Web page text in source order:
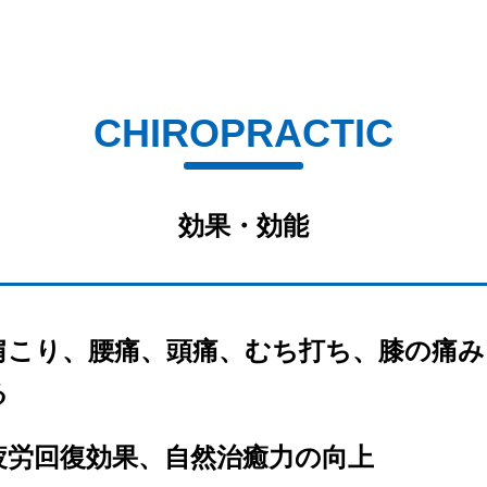
CHIROPRACTIC
効果・効能
こり、腰痛、頭痛、むち打ち、膝の痛
労回復効果、自然治癒力の向上